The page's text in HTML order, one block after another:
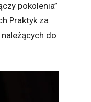
pokolenia”
Praktyk za
do